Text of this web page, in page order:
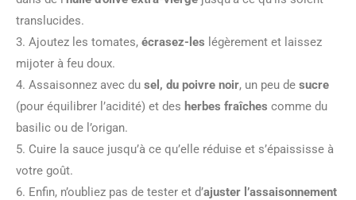
translucides.
3. Ajoutez les tomates, écrasez-les légèrement et laissez
mijoter à feu doux.
4. Assaisonnez avec du sel, du poivre noir, un peu de sucre
(pour équilibrer l’acidité) et des herbes fraîches comme du
basilic ou de l’origan.
5. Cuire la sauce jusqu’à ce qu’elle réduise et s’épaississe à
votre goût.
6. Enfin, n’oubliez pas de tester et d’ajuster l’assaisonnement